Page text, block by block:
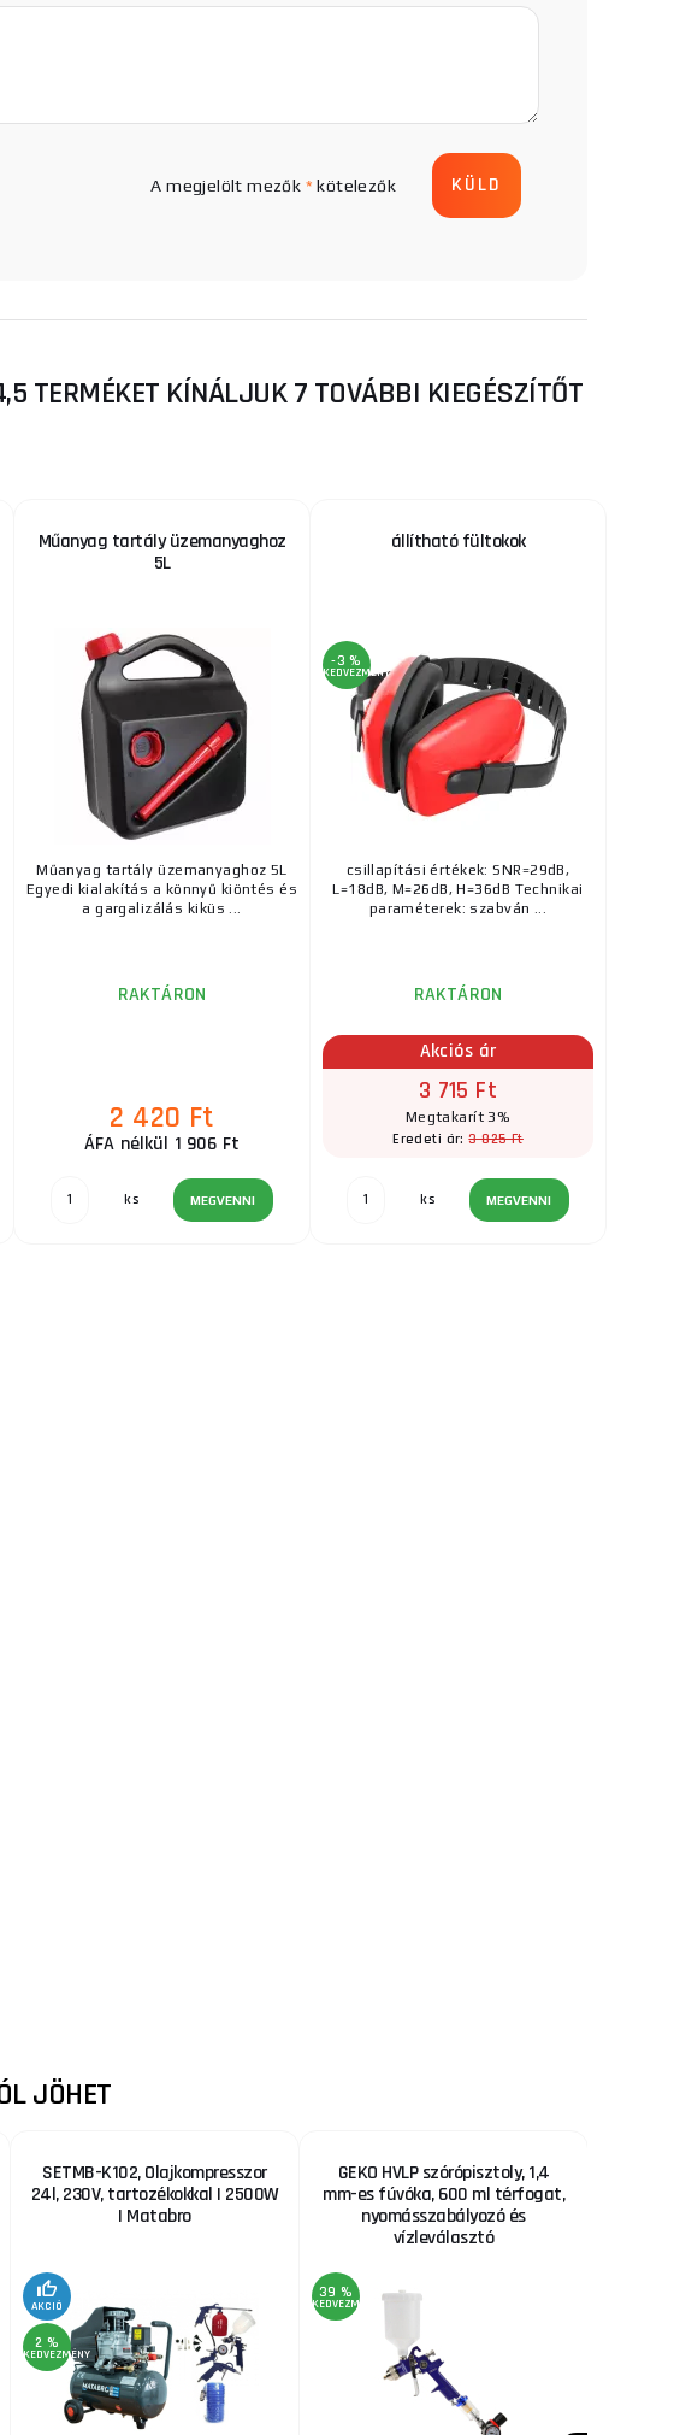
A megjelölt mezők * kötelezők
TERMÉKET KÍNÁLJUK 7 TOVÁBBI KIEGÉSZÍTŐT
Műanyag tartály üzemanyaghoz
5L
Műanyag tartály üzemanyaghoz 5L
Egyedi kialakítás a könnyű kiöntés és
a gargalizálás kiküs ...
RAKTÁRON
2 420 Ft
ÁFA nélkül 1 906 Ft
ks MEGVENNI
állítható fültokok
-3 %
KEDVEZMÉNY
csillapítási értékek: SNR=29dB,
L=18dB, M=26dB, H=36dB Technikai
paraméterek: szabván ...
RAKTÁRON
Akciós ár
3 715 Ft
Megtakarít 3%
Eredeti ár:3 825 Ft
ks MEGVENNI
JÖHET
SETMB-K102, Olajkompresszor
24l, 230V, tartozékokkal | 2500W
| Matabro
AKCIÓ
2 %
KEDVEZMÉNY
GEKO HVLP szórópisztoly, 1,4
mm-es fúvóka, 600 ml térfogat,
nyomásszabályozó és
vízleválasztó
39 %
KEDVEZMÉNY